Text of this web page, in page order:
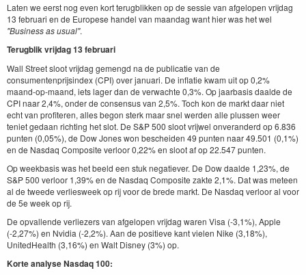
Laten we eerst nog even kort terugblikken op de sessie van afgelopen vrijdag
13 februari en de Europese handel van maandag want hier was het wel
"Business as usual".
Terugblik vrijdag 13 februari
Wall Street sloot vrijdag gemengd na de publicatie van de
consumentenprijsindex (CPI) over januari. De inflatie kwam uit op 0,2%
maand-op-maand, iets lager dan de verwachte 0,3%. Op jaarbasis daalde de
CPI naar 2,4%, onder de consensus van 2,5%. Toch kon de markt daar niet
echt van profiteren, alles begon sterk maar snel werden alle plussen weer
teniet gedaan richting het slot. De S&P 500 sloot vrijwel onveranderd op 6.836
punten (0,05%), de Dow Jones won bescheiden 49 punten naar 49.501 (0,1%)
en de Nasdaq Composite verloor 0,22% en sloot af op 22.547 punten.
Op weekbasis was het beeld een stuk negatiever. De Dow daalde 1,23%, de
S&P 500 verloor 1,39% en de Nasdaq Composite zakte 2,1%. Dat was meteen
al de tweede verliesweek op rij voor de brede markt. De Nasdaq verloor al voor
de 5e week op rij.
De opvallende verliezers van afgelopen vrijdag waren Visa (-3,1%), Apple
(-2,27%) en Nvidia (-2,2%). Aan de positieve kant vielen Nike (3,18%),
UnitedHealth (3,16%) en Walt Disney (3%) op.
Korte analyse Nasdaq 100: